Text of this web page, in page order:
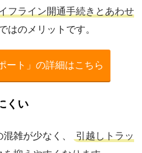
フライン開通手続きとあわせ
はのメリットです。
ート」の詳細はこちら
くい
雑が少なく、
引越しトラッ